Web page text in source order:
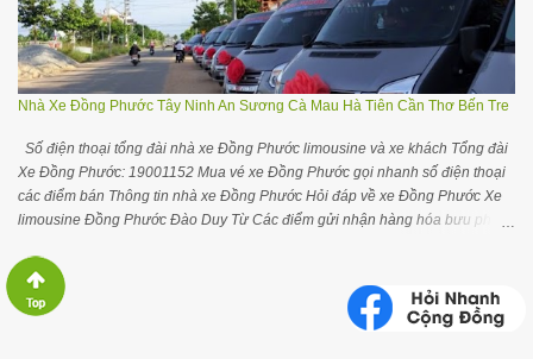
Ninh Đại lý gạo Đà Nẵng Đại lý gạo Hải Phòng Mua gạo ST25 tại Cần Thơ
Để mua gạo ST25 tại Cần Thơ bạn hãy liên hệ Cửa hàng đặc sản ĐBSCL
Số 52 đường Trần Việt Châu, quận Ninh Kiều, TP Cần Thơ. Số 67-69 Đinh
Tiên Hoàng, quận Ninh Kiều, TP Cần Thơ. Cửa hàng gạo Đ...
Nhà Xe Đồng Phước Tây Ninh An Sương Cà Mau Hà Tiên Cần Thơ Bến Tre
Số điện thoại tổng đài nhà xe Đồng Phước limousine và xe khách Tổng đài
Xe Đồng Phước: 19001152 Mua vé xe Đồng Phước gọi nhanh số điện thoại
các điểm bán Thông tin nhà xe Đồng Phước Hỏi đáp về xe Đồng Phước Xe
limousine Đồng Phước Đào Duy Từ Các điểm gửi nhận hàng hóa bưu phẩm
TÂY NINH Gối ôm cổ chữ U tiện ngủ trên xe ô tô máy bay thoải mái hơn Mua
vé xe Đồng Phước xem số điện thoại các điểm bán Mua vé xe Đồng Phước
Tây Ninh Bến xe An Sương về Tây Ninh: (028) 35044999 – 38830477 –